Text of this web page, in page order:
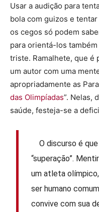
Usar a audição para
bola com guizos e
os cegos só podem
para orientá-los
triste. Ramalhete, que é
um autor com uma
apropriadamente as
das Olimpíadas”. Nelas,
saúde, festeja-se a
O discurso é
“superação”.
um atleta
ser humano
convive com sua